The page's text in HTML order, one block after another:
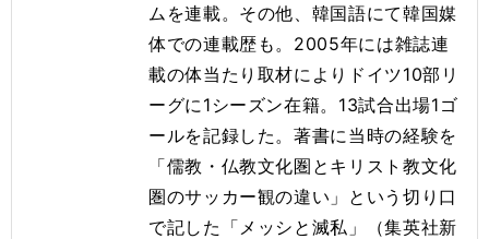
ムを連載。その他、韓国語にて韓国媒
体での連載歴も。2005年には雑誌連
載の体当たり取材によりドイツ10部リ
ーグに1シーズン在籍。13試合出場1ゴ
ールを記録した。著書に当時の経験を
「儒教・仏教文化圏とキリスト教文化
圏のサッカー観の違い」という切り口
で記した「メッシと滅私」（集英社新